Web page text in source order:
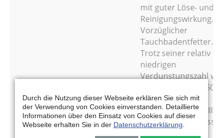
mit guter Löse- und
Reinigungswirkung.
Vorzüglicher
Tauchbadentfetter.
Trotz seiner relativ
niedrigen
Verdunstungszahl
Aral Multidyn IC 360
einen stabilen
Flammpunkt im A III-
Bereich auf, so dass
Durch die Nutzung dieser Webseite erklären Sie sich mit
der Verwendung von Cookies einverstanden. Detaillierte
Informationen über den Einsatz von Cookies auf dieser
Webseite erhalten Sie in der Datenschutzerklärung